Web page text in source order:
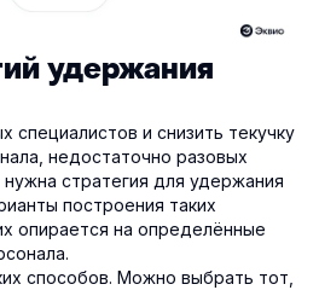
удержания
специалистов и снизить текучку
недостаточно разовых
стратегия для удержания
построения таких
опирается на определённые
способов. Можно выбрать тот,